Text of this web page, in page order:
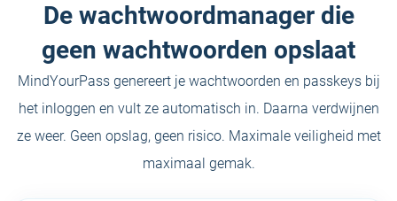
De wachtwoordmanager die
geen wachtwoorden opslaat
MindYourPass genereert je wachtwoorden en passkeys bij
het inloggen en vult ze automatisch in. Daarna verdwijnen
ze weer. Geen opslag, geen risico. Maximale veiligheid met
maximaal gemak.